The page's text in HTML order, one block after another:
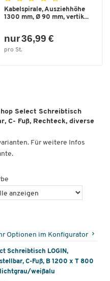
Kabelspirale, Ausziehhöhe
1300 mm, Ø 90 mm, vertik...
nur 36,99 €
pro St.
Select Schreibtisch
C- Fuß, Rechteck, diverse
Für weitere Infos
Optionen im Konfigurator
Schreibtisch LOGIN,
C-Fuß, B 1200 x T 800
weißalu